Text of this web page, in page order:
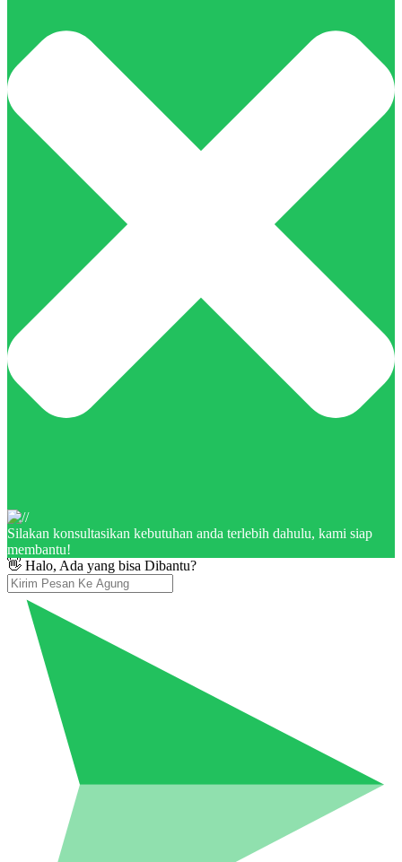
Silakan konsultasikan kebutuhan anda terlebih dahulu, kami siap
membantu!
👋 Halo, Ada yang bisa Dibantu?